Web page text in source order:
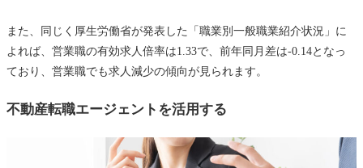
また、同じく厚生労働省が発表した「職業別一般職業紹介状況」に
よれば、営業職の有効求人倍率は1.33で、前年同月差は-0.14となっ
ており、営業職でも求人減少の傾向が見られます。
不動産転職エージェントを活用する